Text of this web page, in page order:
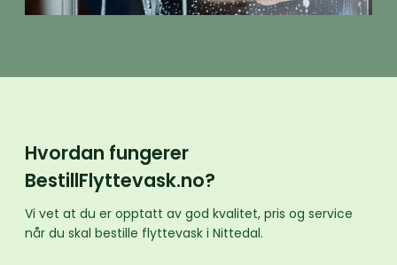
Hvordan fungerer
BestillFlyttevask.no?
Vi vet at du er opptatt av god kvalitet, pris og service
når du skal bestille flyttevask i Nittedal.